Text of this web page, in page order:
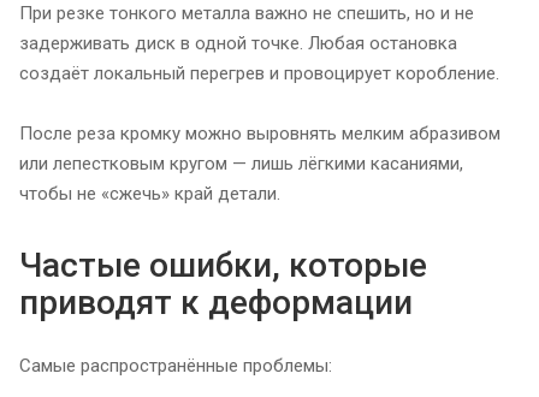
При резке тонкого металла важно не спешить, но и не
задерживать диск в одной точке. Любая остановка
создаёт локальный перегрев и провоцирует коробление.
После реза кромку можно выровнять мелким абразивом
или лепестковым кругом — лишь лёгкими касаниями,
чтобы не «сжечь» край детали.
Частые ошибки, которые
приводят к деформации
Самые распространённые проблемы: